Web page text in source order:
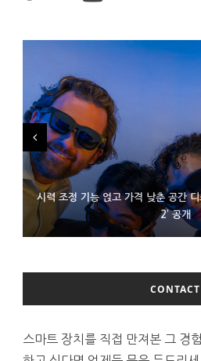
시력 조정 기능 얹고 가격 낮춘 공간
2’ 공개
D램 부족에 10억달러어치 아이폰18
300~400달러 반지형 스피
CONTACT
스마트 장치를 직접 만져본 그 경